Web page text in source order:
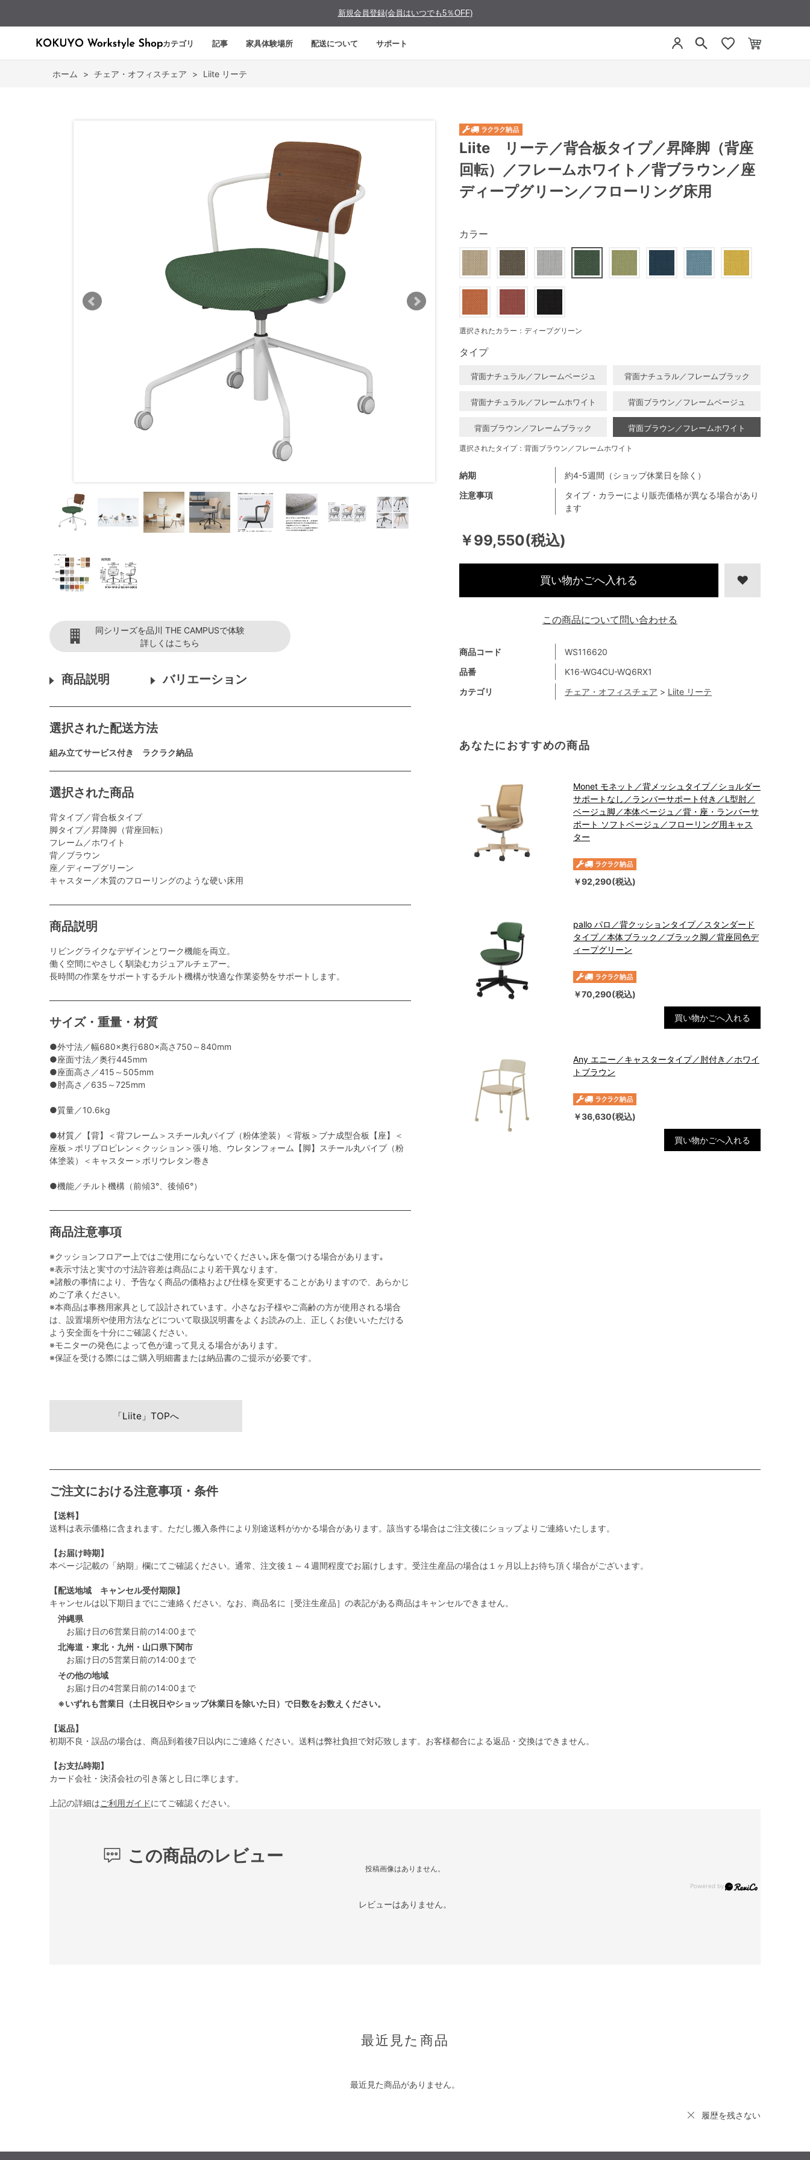
新規会員登録(会員はいつでも5％OFF)
カテゴリ 記事 家具体験場所 配送について サポート
ホーム > チェア・オフィスチェア > Liite リーテ
同シリーズを品川 THE CAMPUSで体験
詳しくはこちら
商品説明 バリエーション
選択された配送方法
組み立てサービス付き ラクラク納品
選択された商品
背タイプ／背合板タイプ
脚タイプ／昇降脚（背座回転）
フレーム／ホワイト
背／ブラウン
座／ディープグリーン
キャスター／木質のフローリングのような硬い床用
商品説明
リビングライクなデザインとワーク機能を両立。
働く空間にやさしく馴染むカジュアルチェアー。
長時間の作業をサポートするチルト機構が快適な作業姿勢をサポートします。
サイズ・重量・材質
●外寸法／幅680×奥行680×高さ750～840mm
●座面寸法／奥行445mm
●座面高さ／415～505mm
●肘高さ／635～725mm
●質量／10.6kg
●材質／【背】＜背フレーム＞スチール丸パイプ（粉体塗装）＜背板＞ブナ成型合板【座】＜
座板＞ポリプロピレン＜クッション＞張り地、ウレタンフォーム【脚】スチール丸パイプ（粉
体塗装）＜キャスター＞ポリウレタン巻き
●機能／チルト機構（前傾3°、後傾6°）
商品注意事項
※クッションフロアー上ではご使用にならないでください｡床を傷つける場合があります｡
※表示寸法と実寸の寸法許容差は商品により若干異なります。
※諸般の事情により、予告なく商品の価格および仕様を変更することがありますので、あらかじ
めご了承ください。
※本商品は事務用家具として設計されています。小さなお子様やご高齢の方が使用される場合
は、設置場所や使用方法などについて取扱説明書をよくお読みの上、正しくお使いいただける
よう安全面を十分にご確認ください。
※モニターの発色によって色が違って見える場合があります。
※保証を受ける際にはご購入明細書または納品書のご提示が必要です。
Liite リーテ／背合板タイプ／昇降脚（背座
回転）／フレームホワイト／背ブラウン／座
ディープグリーン／フローリング床用
￥99,550(税込)
商品コード
WS116620
品番
K16-WG4CU-WQ6RX1
カテゴリ
チェア・オフィスチェア > Liite リーテ
注意事項
タイプ・カラーにより販売価格が異なる場合があり
ます
納期 約4-5週間（ショップ休業日を除く）
カラー
選択されたカラー：ディープグリーン
タイプ
背面ナチュラル／フレームベージュ 背面ナチュラル／フレームブラック
背面ナチュラル／フレームホワイト 背面ブラウン／フレームベージュ
背面ブラウン／フレームブラック 背面ブラウン／フレームホワイト
選択されたタイプ：背面ブラウン／フレームホワイト
買い物かごへ入れる
あなたにおすすめの商品
Monet モネット／背メッシュタイプ／ショルダー
サポートなし／ランバーサポート付き／L型肘／
ベージュ脚／本体ベージュ／背・座・ランバーサ
ポート ソフトベージュ／フローリング用キャス
ター
￥92,290(税込)
pallo パロ／背クッションタイプ／スタンダード
タイプ／本体ブラック／ブラック脚／背座同色デ
ィープグリーン
￥70,290(税込)
買い物かごへ入れる
Any エニー／キャスタータイプ／肘付き／ホワイ
トブラウン
￥36,630(税込)
買い物かごへ入れる
この商品について問い合わせる
「Liite」TOPへ
ご注文における注意事項・条件
【送料】
送料は表示価格に含まれます。ただし搬入条件により別途送料がかかる場合があります。該当する場合はご注文後にショップよりご連絡いたします。
【お届け時期】
本ページ記載の「納期」欄にてご確認ください。通常、注文後１～４週間程度でお届けします。受注生産品の場合は１ヶ月以上お待ち頂く場合がございます。
【配送地域 キャンセル受付期限】
キャンセルは以下期日までにご連絡ください。なお、商品名に［受注生産品］の表記がある商品はキャンセルできません。
沖縄県
お届け日の6営業日前の14:00まで
北海道・東北・九州・山口県下関市
お届け日の5営業日前の14:00まで
その他の地域
お届け日の4営業日前の14:00まで
※いずれも営業日（土日祝日やショップ休業日を除いた日）で日数をお数えください。
【返品】
初期不良・誤品の場合は、商品到着後7日以内にご連絡ください。送料は弊社負担で対応致します。お客様都合による返品・交換はできません。
【お支払時期】
カード会社・決済会社の引き落とし日に準じます。
上記の詳細はご利用ガイドにてご確認ください。
この商品のレビュー
投稿画像はありません。
レビューはありません。
最近見た商品
最近見た商品がありません。
履歴を残さない